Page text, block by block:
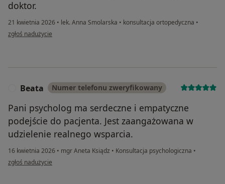
doktor.
21 kwietnia 2026 • lek. Anna Smolarska • konsultacja ortopedyczna •
w opinii użytkownika Karolina
zgłoś nadużycie
Beata Numer telefonu zweryfikowany
Pani psycholog ma serdeczne i empatyczne
podejście do pacjenta. Jest zaangażowana w
udzielenie realnego wsparcia.
16 kwietnia 2026 • mgr Aneta Ksiądz • Konsultacja psychologiczna •
w opinii użytkownika Beata
zgłoś nadużycie